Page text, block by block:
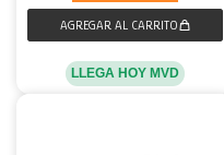
LLEGA HOY MVD